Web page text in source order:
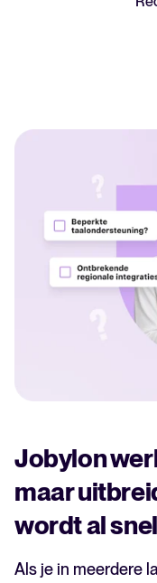
Een
Meer
Jobylon
maar
wordt al
Als je in meerdere